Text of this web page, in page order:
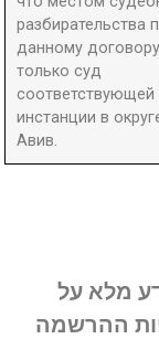
разбирательства
данному
только суд
соответствующей
инстанции в
Авив.
מלא על
ההרשמה